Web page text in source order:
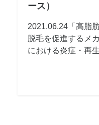
ース）
2021.06.24「高脂
脱毛を促進するメ
における炎症・再